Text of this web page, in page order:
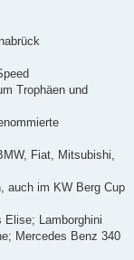
Trophäen und
Fiat, Mitsubishi,
auch im KW Berg Cup
Lamborghini
Mercedes Benz 340